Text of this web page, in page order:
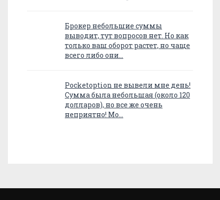
Брокер небольшие суммы
выводит, тут вопросов нет. Но как
только ваш оборот растет, но чаще
всего либо они…
Pocketoption не вывели мне день!
Сумма была небольшая (около 120
долларов), но все же очень
неприятно! Мо…